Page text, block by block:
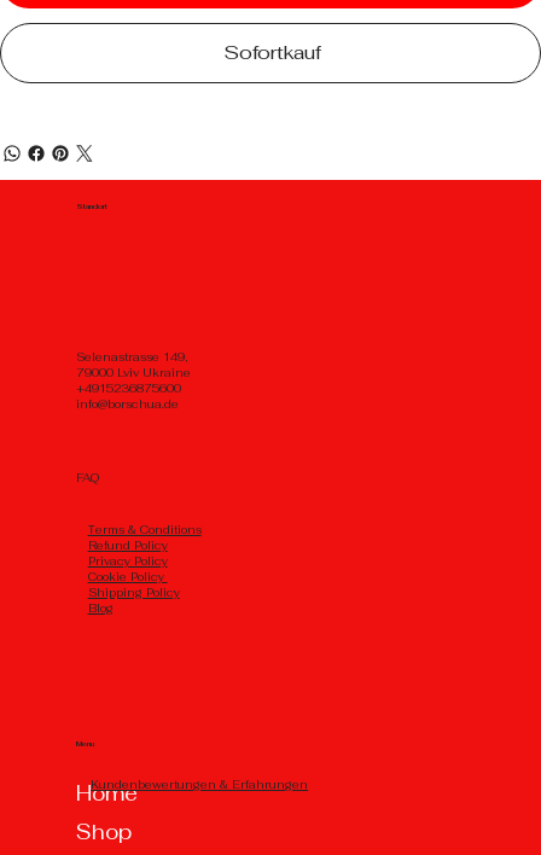
Sofortkauf
Standort
Selenastrasse 149,
79000 Lviv Ukraine
+4915236875600
info@borschua.de
Menu
Home
Shop
FAQ
Тerms & Conditions
Refund Policy
Privacy Policy
Cookie Policy
Shipping Policy
Blog
Kundenbewertungen & Erfahrungen